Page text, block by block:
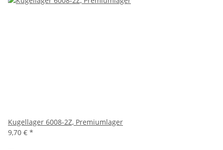
Kugellager 6008-2Z, Premiumlager
9,70 € *